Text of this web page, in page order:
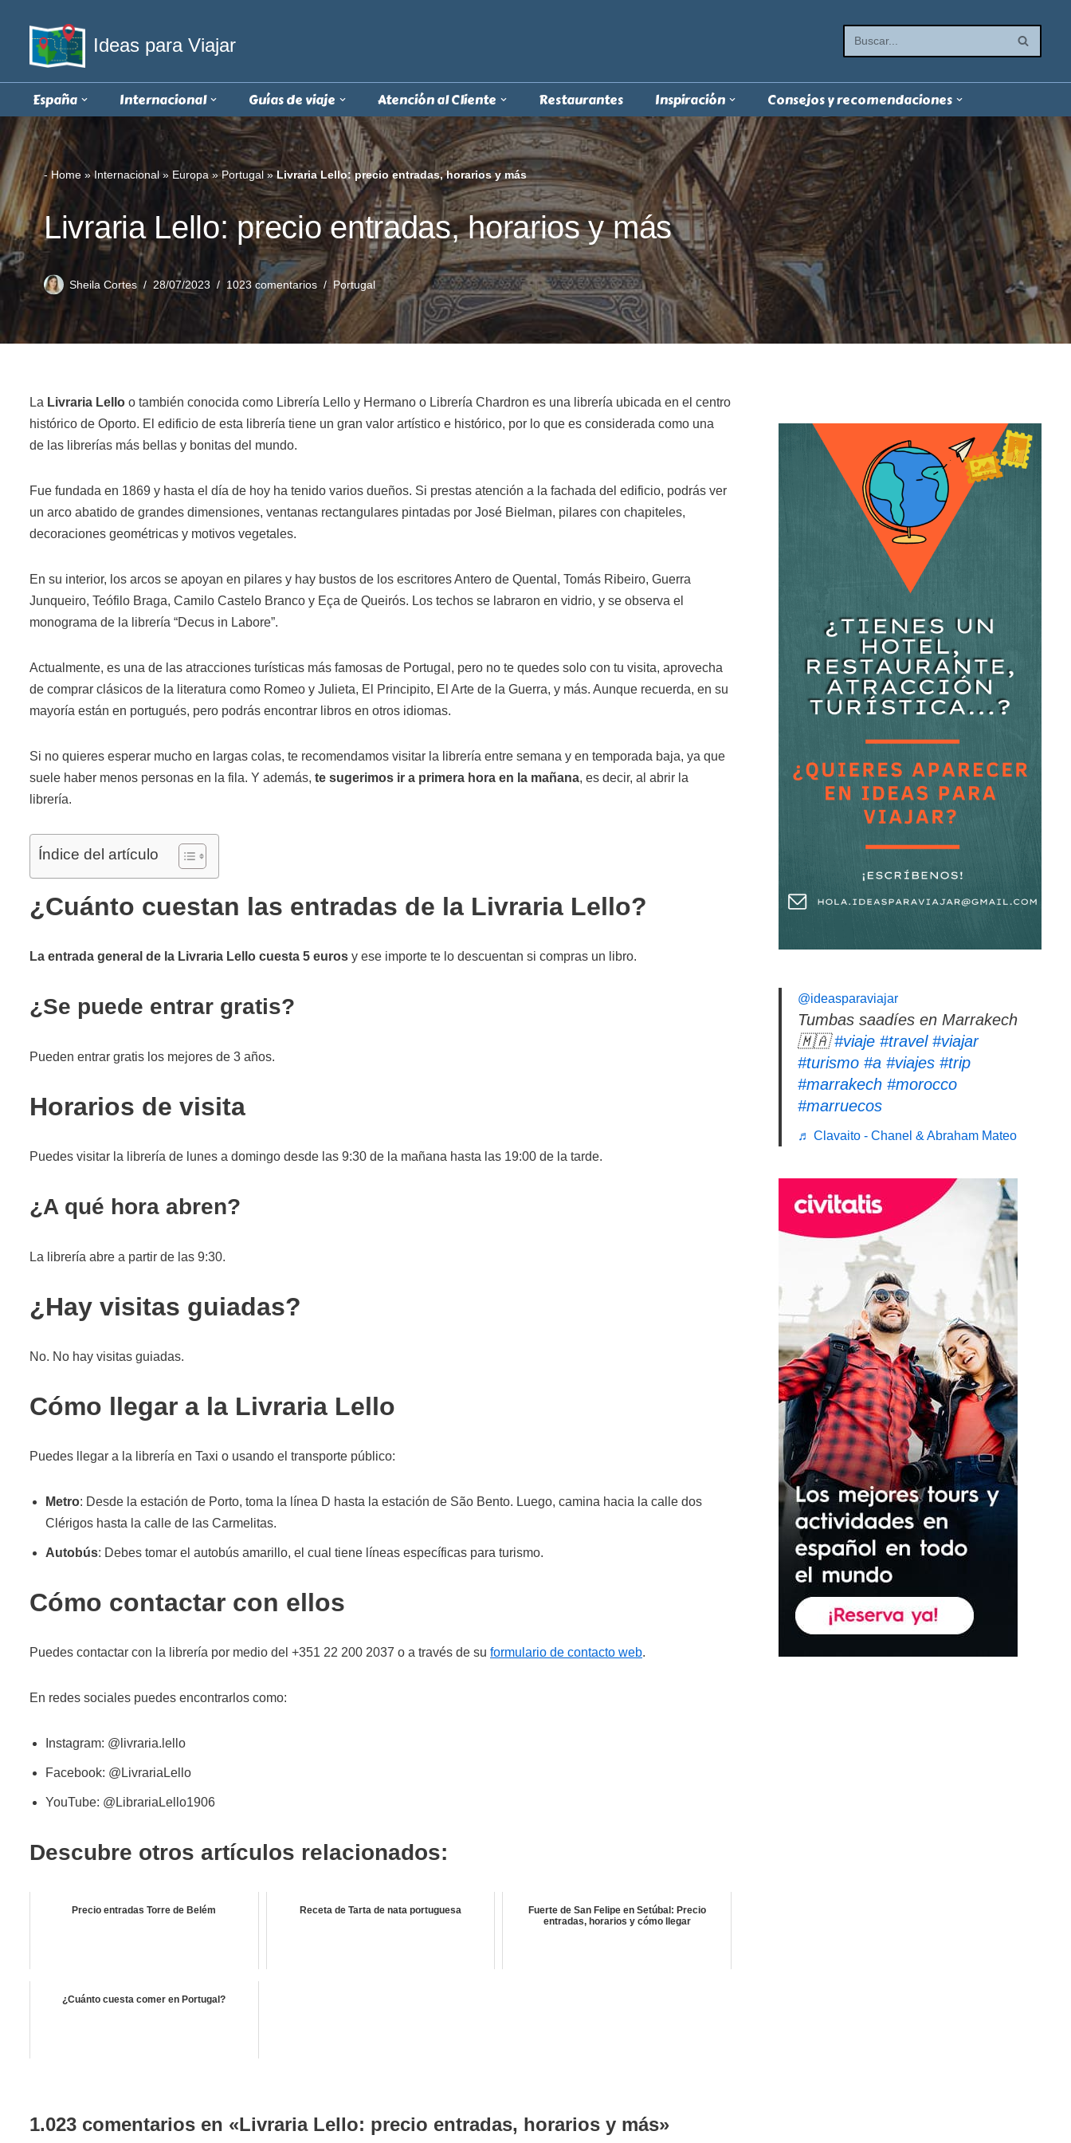
Saltar
contenido
Ideas para Viajar
España Internacional Guías de viaje Atención al Cliente Restaurantes Inspiración Consejos y recomendaciones
-Home »Internacional» Europa»Portugal »Livraria Lello: precio entradas, horarios y más
Livraria Lello: precio entradas, horarios y más
Sheila Cortes 28/07/2023 1023 comentarios Portugal
La Livraria Lello o también conocida como Librería Lello y Hermano o Librería Chardron es una librería ubicada en el centro
histórico de Oporto. El edificio de esta librería tiene un gran valor artístico e histórico, por lo que es considerada como una
de las librerías más bellas y bonitas del mundo.
Fue fundada en 1869 y hasta el día de hoy ha tenido varios dueños. Si prestas atención a la fachada del edificio, podrás ver
un arco abatido de grandes dimensiones, ventanas rectangulares pintadas por José Bielman, pilares con chapiteles,
decoraciones geométricas y motivos vegetales.
En su interior, los arcos se apoyan en pilares y hay bustos de los escritores Antero de Quental, Tomás Ribeiro, Guerra
Junqueiro, Teófilo Braga, Camilo Castelo Branco y Eça de Queirós. Los techos se labraron en vidrio, y se observa el
monograma de la librería “Decus in Labore”.
Actualmente, es una de las atracciones turísticas más famosas de Portugal, pero no te quedes solo con tu visita, aprovecha
de comprar clásicos de la literatura como Romeo y Julieta, El Principito, El Arte de la Guerra, y más. Aunque recuerda, en su
mayoría están en portugués, pero podrás encontrar libros en otros idiomas.
Si no quieres esperar mucho en largas colas, te recomendamos visitar la librería entre semana y en temporada baja, ya que
suele haber menos personas en la fila. Y además, te sugerimos ir a primera hora en la mañana, es decir, al abrir la
librería.
Índice del artículo
¿Cuánto cuestan las entradas de la Livraria Lello?
La entrada general de la Livraria Lello cuesta 5 euros y ese importe te lo descuentan si compras un libro.
¿Se puede entrar gratis?
Pueden entrar gratis los mejores de 3 años.
Horarios de visita
Puedes visitar la librería de lunes a domingo desde las 9:30 de la mañana hasta las 19:00 de la tarde.
¿A qué hora abren?
La librería abre a partir de las 9:30.
¿Hay visitas guiadas?
No. No hay visitas guiadas.
Cómo llegar a la Livraria Lello
Puedes llegar a la librería en Taxi o usando el transporte público:
Metro: Desde la estación de Porto, toma la línea D hasta la estación de São Bento. Luego, camina hacia la calle dos
Clérigos hasta la calle de las Carmelitas.
Autobús: Debes tomar el autobús amarillo, el cual tiene líneas específicas para turismo.
Cómo contactar con ellos
Puedes contactar con la librería por medio del +351 22 200 2037 o a través de su formulario de contacto web.
En redes sociales puedes encontrarlos como:
Instagram: @livraria.lello
Facebook: @LivrariaLello
YouTube: @LibrariaLello1906
Descubre otros artículos relacionados:
Precio entradas Torre de Belém Receta de Tarta de nata portuguesa
Fuerte de San Felipe en Setúbal: Precio
entradas, horarios y cómo llegar
¿Cuánto cuesta comer en Portugal?
1.023 comentarios en «Livraria Lello: precio entradas, horarios y más»
@ideasparaviajar
Tumbas saadíes en Marrakech
🇲🇦#viaje #travel #viajar
#turismo #a #viajes #trip
#marrakech #morocco
#marruecos
♬ Clavaito - Chanel & Abraham Mateo